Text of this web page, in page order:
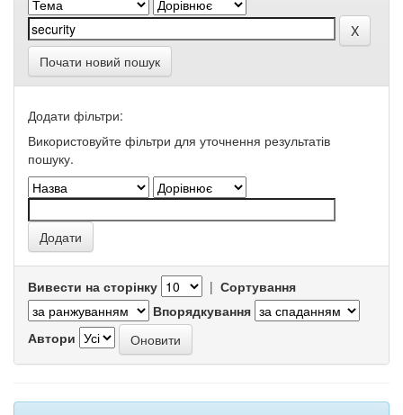
Почати новий пошук
Додати фільтри:
Використовуйте фільтри для уточнення результатів
пошуку.
Вивести на сторінку | Сортування
Впорядкування
Автори